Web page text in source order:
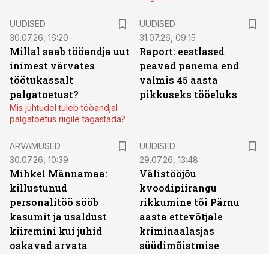
UUDISED
30.07.26, 16:20
Millal saab tööandja uut
inimest värvates
töötukassalt
palgatoetust?
Mis juhtudel tuleb tööandjal
palgatoetus riigile tagastada?
UUDISED
31.07.26, 09:15
Raport: eestlased
peavad panema end
valmis 45 aasta
pikkuseks tööeluks
ARVAMUSED
30.07.26, 10:39
Mihkel Männamaa:
killustunud
personalitöö sööb
kasumit ja usaldust
kiiremini kui juhid
oskavad arvata
UUDISED
29.07.26, 13:48
Välistööjõu
kvoodipiirangu
rikkumine tõi Pärnu
aasta ettevõtjale
kriminaalasjas
süüdimõistmise